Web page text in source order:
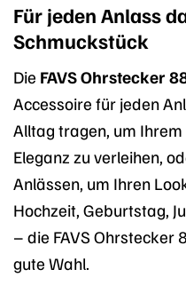
Für jeden Anlass
Schmuckstück
Die FAVS Ohrstecker
Accessoire für jeden
Alltag tragen, um
Eleganz zu verleihen,
Anlässen, um Ihren
Hochzeit, Geburtstag,
– die FAVS
gute Wahl.